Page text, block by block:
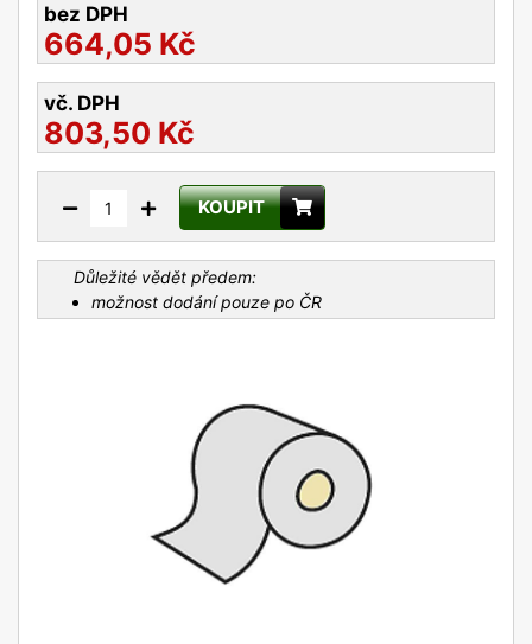
bez DPH
664,05 Kč
vč. DPH
803,50 Kč
KOUPIT
Důležité vědět předem:
možnost dodání pouze po ČR